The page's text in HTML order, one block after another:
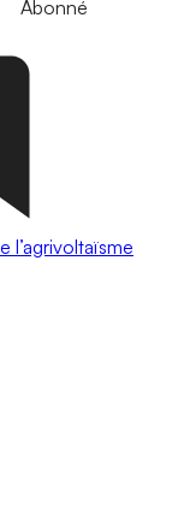
Abonné
l’agrivoltaïsme